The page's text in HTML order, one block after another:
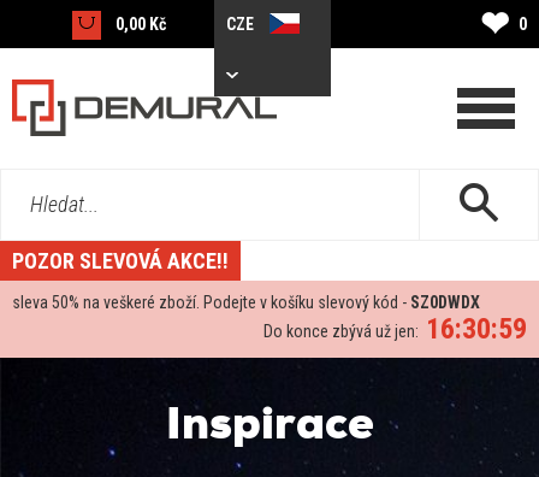
0,00 Kč CZE ❤ 0
Hledat...
POZOR SLEVOVÁ AKCE!!
sleva 50% na veškeré zboží. Podejte v košíku slevový kód - SZ0DWDX
16:30:59
Do konce zbývá už jen:
Inspirace